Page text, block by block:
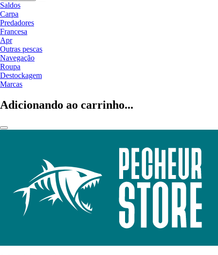
Saldos
Carpa
Predadores
Francesa
Apr
Outras pescas
Navegação
Roupa
Destockagem
Marcas
Adicionando ao carrinho...